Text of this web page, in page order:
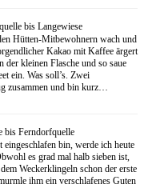
bis Langewiese
Hütten-Mitbewohnern wach und
Kakao mit Kaffee ärgert
der kleinen Flasche und so saue
ein. Was soll’s. Zwei
zusammen und bin kurz…
bis Ferndorfquelle
eingeschlafen bin, werde ich heute
es grad mal halb sieben ist,
Weckerklingeln schon der erste
ihm ein verschlafenes Guten